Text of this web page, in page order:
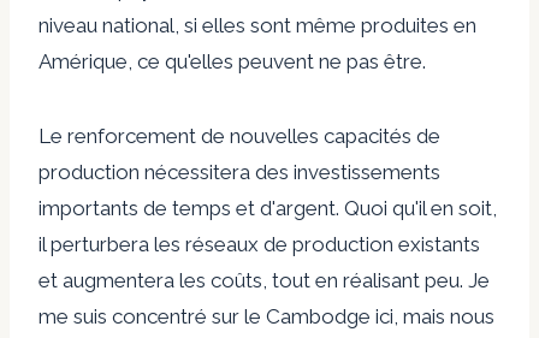
niveau national, si elles sont même produites en
Amérique, ce qu'elles peuvent ne pas être.
Le renforcement de nouvelles capacités de
production nécessitera des investissements
importants de temps et d'argent. Quoi qu'il en soit,
il perturbera les réseaux de production existants
et augmentera les coûts, tout en réalisant peu. Je
me suis concentré sur le Cambodge ici, mais nous